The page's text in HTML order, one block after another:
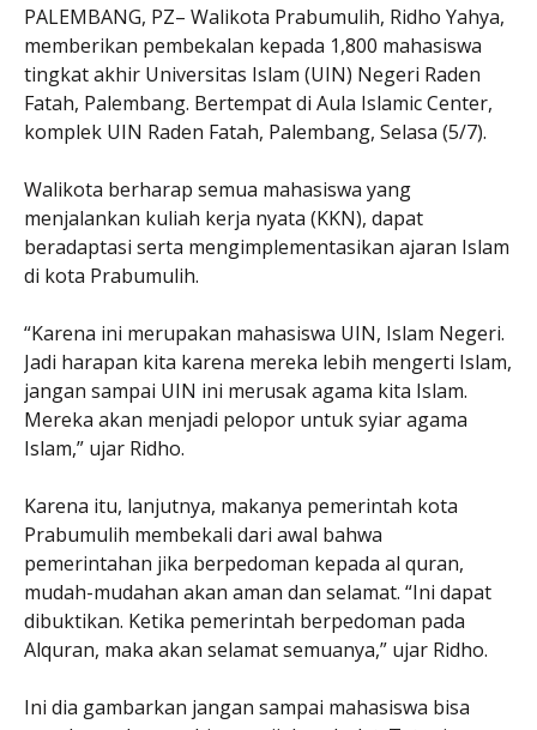
PALEMBANG, PZ– Walikota Prabumulih, Ridho Yahya,
memberikan pembekalan kepada 1,800 mahasiswa
tingkat akhir Universitas Islam (UIN) Negeri Raden
Fatah, Palembang. Bertempat di Aula Islamic Center,
komplek UIN Raden Fatah, Palembang, Selasa (5/7).
Walikota berharap semua mahasiswa yang
menjalankan kuliah kerja nyata (KKN), dapat
beradaptasi serta mengimplementasikan ajaran Islam
di kota Prabumulih.
“Karena ini merupakan mahasiswa UIN, Islam Negeri.
Jadi harapan kita karena mereka lebih mengerti Islam,
jangan sampai UIN ini merusak agama kita Islam.
Mereka akan menjadi pelopor untuk syiar agama
Islam,” ujar Ridho.
Karena itu, lanjutnya, makanya pemerintah kota
Prabumulih membekali dari awal bahwa
pemerintahan jika berpedoman kepada al quran,
mudah-mudahan akan aman dan selamat. “Ini dapat
dibuktikan. Ketika pemerintah berpedoman pada
Alquran, maka akan selamat semuanya,” ujar Ridho.
Ini dia gambarkan jangan sampai mahasiswa bisa